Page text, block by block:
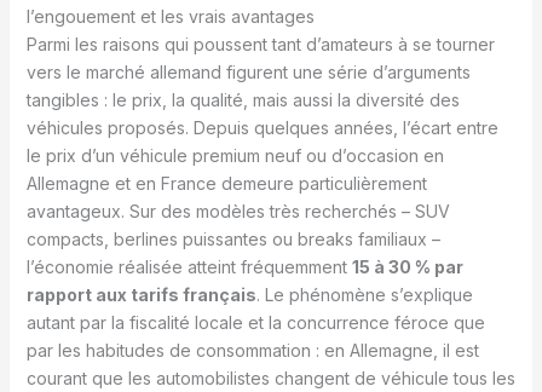
l’engouement et les vrais avantages
Parmi les raisons qui poussent tant d’amateurs à se tourner
vers le marché allemand figurent une série d’arguments
tangibles : le prix, la qualité, mais aussi la diversité des
véhicules proposés. Depuis quelques années, l’écart entre
le prix d’un véhicule premium neuf ou d’occasion en
Allemagne et en France demeure particulièrement
avantageux. Sur des modèles très recherchés – SUV
compacts, berlines puissantes ou breaks familiaux –
l’économie réalisée atteint fréquemment 15 à 30 % par
rapport aux tarifs français. Le phénomène s’explique
autant par la fiscalité locale et la concurrence féroce que
par les habitudes de consommation : en Allemagne, il est
courant que les automobilistes changent de véhicule tous les